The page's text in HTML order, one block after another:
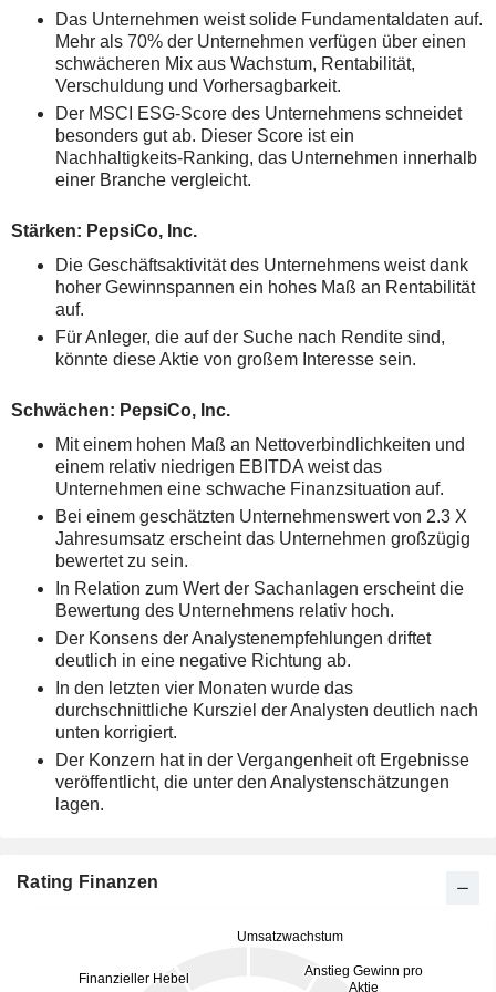
Das Unternehmen weist solide Fundamentaldaten auf.
Mehr als 70% der Unternehmen verfügen über einen
schwächeren Mix aus Wachstum, Rentabilität,
Verschuldung und Vorhersagbarkeit.
Der MSCI ESG-Score des Unternehmens schneidet
besonders gut ab. Dieser Score ist ein
Nachhaltigkeits-Ranking, das Unternehmen innerhalb
einer Branche vergleicht.
Stärken: PepsiCo, Inc.
Die Geschäftsaktivität des Unternehmens weist dank
hoher Gewinnspannen ein hohes Maß an Rentabilität
auf.
Für Anleger, die auf der Suche nach Rendite sind,
könnte diese Aktie von großem Interesse sein.
Schwächen: PepsiCo, Inc.
Mit einem hohen Maß an Nettoverbindlichkeiten und
einem relativ niedrigen EBITDA weist das
Unternehmen eine schwache Finanzsituation auf.
Bei einem geschätzten Unternehmenswert von 2.3 X
Jahresumsatz erscheint das Unternehmen großzügig
bewertet zu sein.
In Relation zum Wert der Sachanlagen erscheint die
Bewertung des Unternehmens relativ hoch.
Der Konsens der Analystenempfehlungen driftet
deutlich in eine negative Richtung ab.
In den letzten vier Monaten wurde das
durchschnittliche Kursziel der Analysten deutlich nach
unten korrigiert.
Der Konzern hat in der Vergangenheit oft Ergebnisse
veröffentlicht, die unter den Analystenschätzungen
lagen.
Rating Finanzen